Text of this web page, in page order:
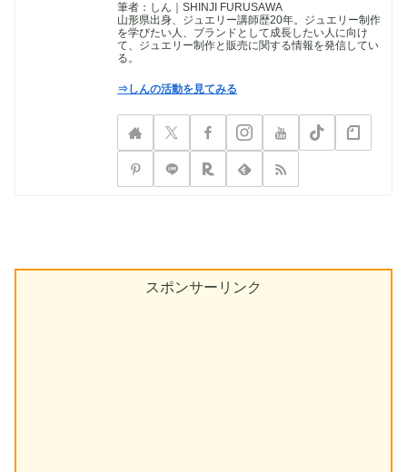
筆者：しん｜SHINJI FURUSAWA
山形県出身、ジュエリー講師歴20年。ジュエリー制作
を学びたい人、ブランドとして成長したい人に向け
て、ジュエリー制作と販売に関する情報を発信してい
る。
⇒しんの活動を見てみる
スポンサーリンク